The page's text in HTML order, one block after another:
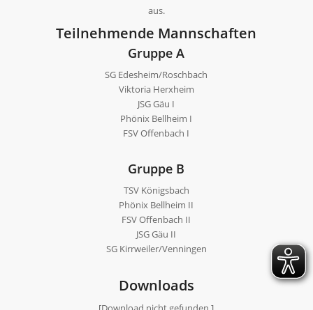
aus.
Teilnehmende Mannschaften
Gruppe A
SG Edesheim/Roschbach
Viktoria Herxheim
JSG Gäu I
Phönix Bellheim I
FSV Offenbach I
Gruppe B
TSV Königsbach
Phönix Bellheim II
FSV Offenbach II
JSG Gäu II
SG Kirrweiler/Venningen
Downloads